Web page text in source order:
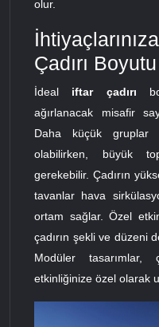
olur.
Çadırı
İdeal iftar çadırı
ağırlanacak misafir
Daha küçük gruplar
olabilirken, büyük
gerekebilir. Çadırın
tavanlar hava
ortam sağlar. Özel
çadırın şekli ve düzeni
Modüler tasarımlar,
etkinliğinize özel olarak